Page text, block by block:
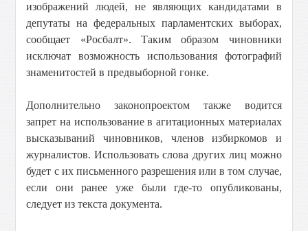
изображений людей, не являющих кандидатами в
депутаты на федеральных парламентских выборах,
сообщает «Росбалт». Таким образом чиновники
исключат возможность использования фотографий
знаменитостей в предвыборной гонке.
Дополнительно законопроектом также водится
запрет на использование в агитационных материалах
высказываний чиновников, членов избиркомов и
журналистов. Использовать слова других лиц можно
будет с их письменного разрешения или в том случае,
если они ранее уже были где-то опубликованы,
следует из текста документа.